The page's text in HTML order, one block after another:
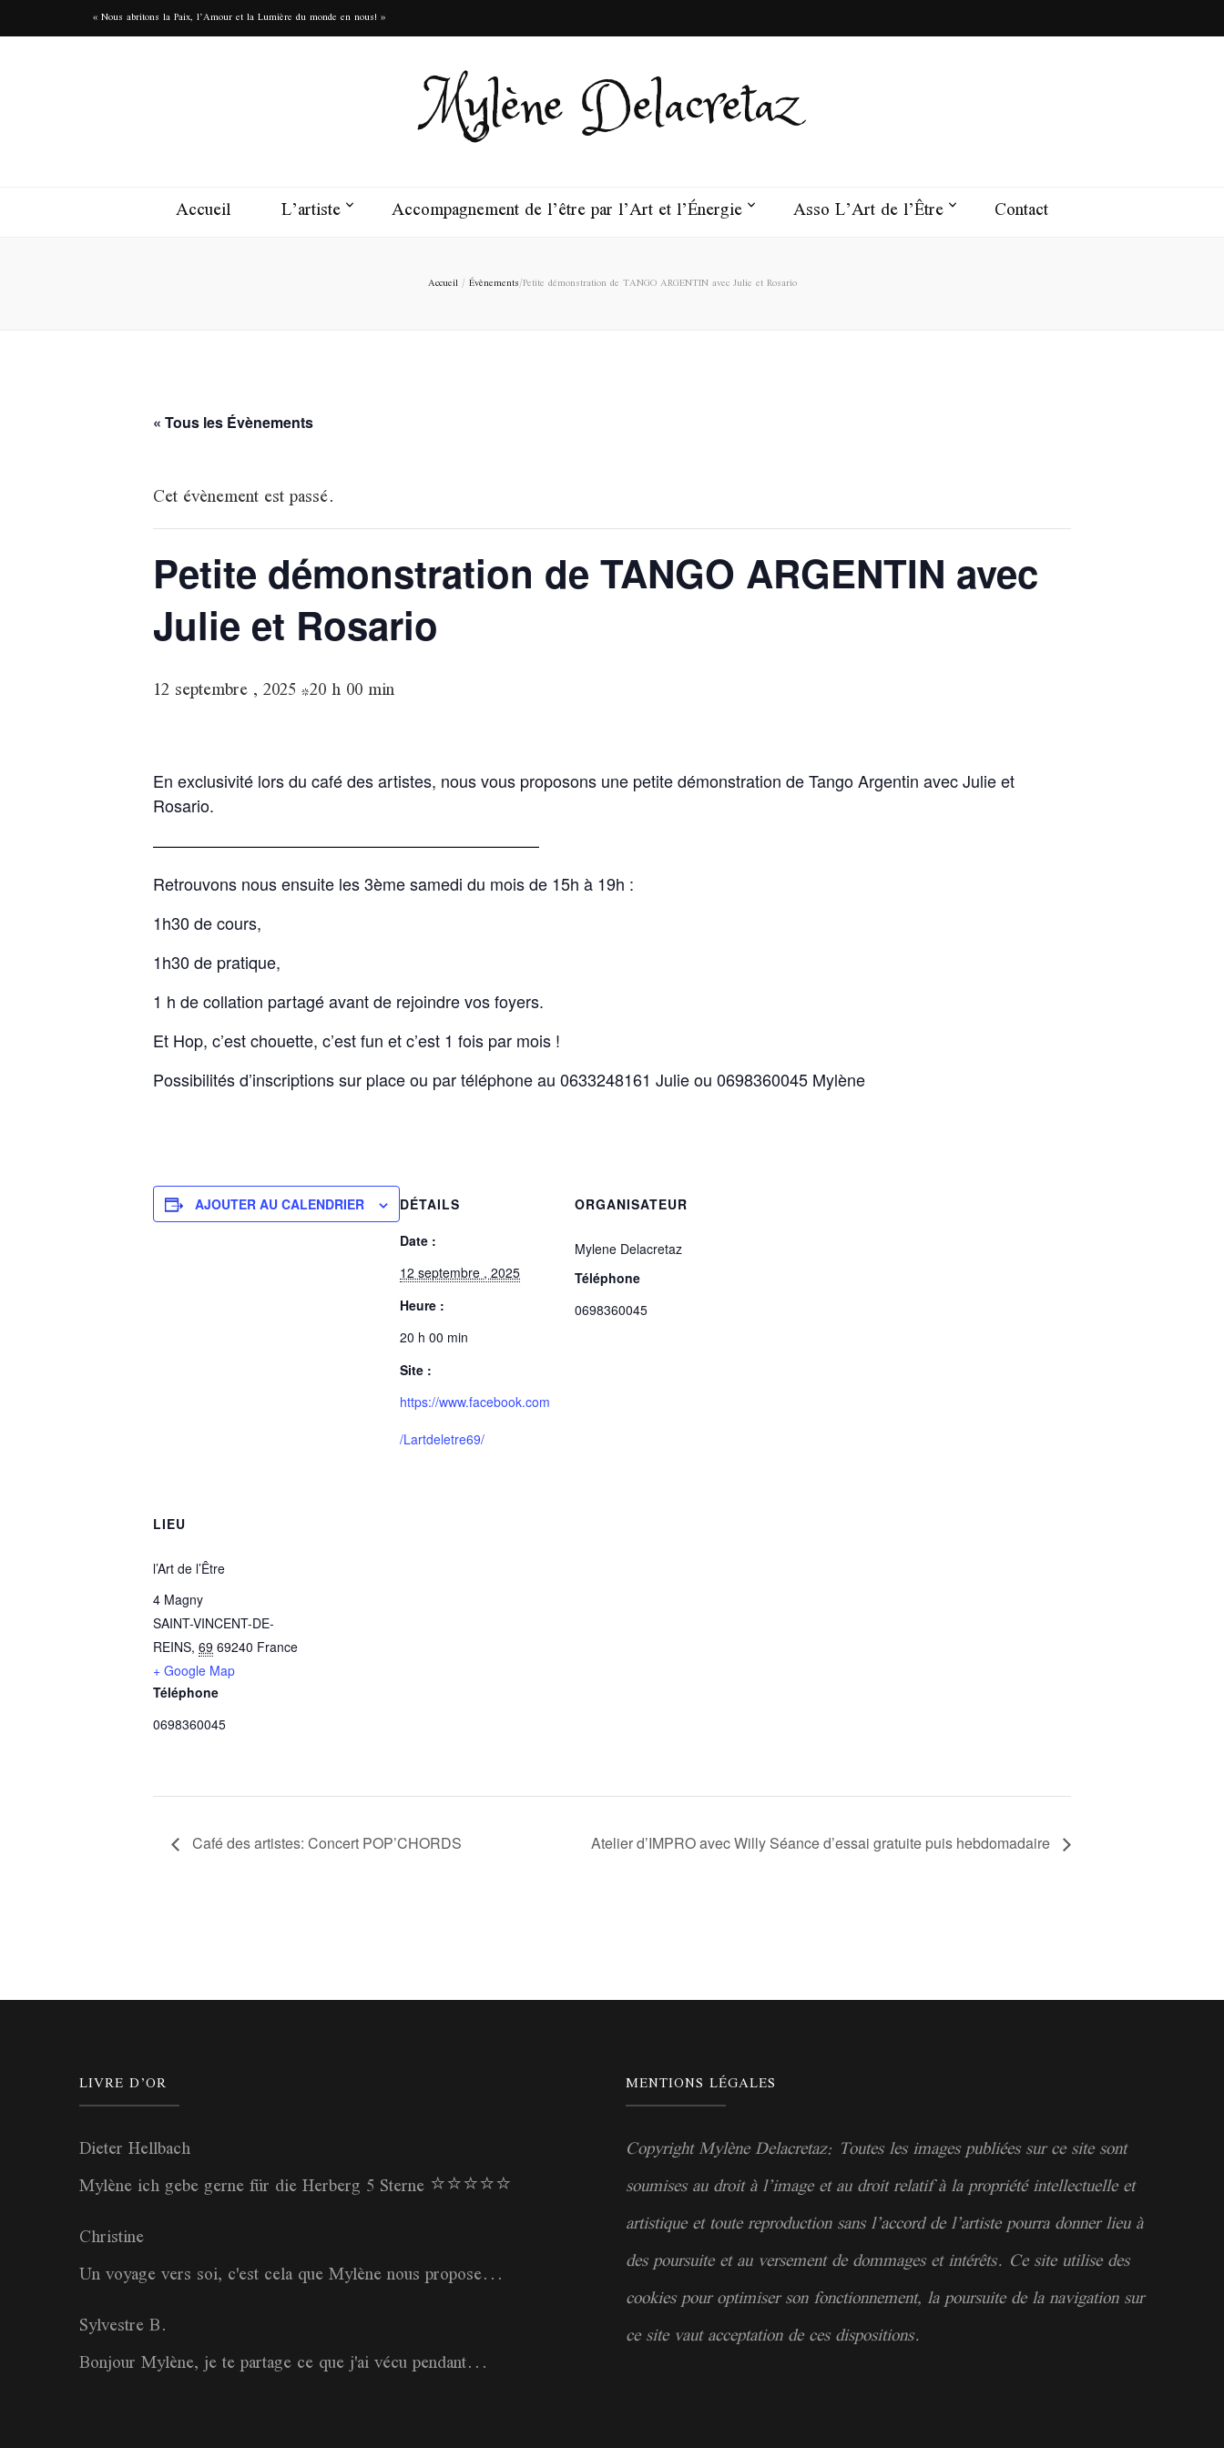
« Nous abritons la Paix, l’Amour et la Lumière du monde en nous! »
Mylène Delacretaz
Accueil L’artiste Accompagnement de l’être par l’Art et l’Énergie Asso L’Art de l’Être Contact
Accueil/ Évènements/Petite démonstration de TANGO ARGENTIN avec Julie et Rosario
« Tous les Évènements
Cet évènement est passé.
Petite démonstration de TANGO ARGENTIN avec
Julie et Rosario
12 septembre , 2025 *20 h 00 min
En exclusivité lors du café des artistes, nous vous proposons une petite démonstration de Tango Argentin avec Julie et
Rosario.
———————————————————————–
Retrouvons nous ensuite les 3ème samedi du mois de 15h à 19h :
1h30 de cours,
1h30 de pratique,
1 h de collation partagé avant de rejoindre vos foyers.
Et Hop, c’est chouette, c’est fun et c’est 1 fois par mois !
Possibilités d’inscriptions sur place ou par téléphone au 0633248161 Julie ou 0698360045 Mylène
AJOUTER AU CALENDRIER
DÉTAILS
Date :
12 septembre , 2025
Heure :
20 h 00 min
Site :
https://www.facebook.com
/Lartdeletre69/
ORGANISATEUR
Mylene Delacretaz
Téléphone
0698360045
LIEU
l’Art de l’Être
4 Magny
SAINT-VINCENT-DE-
REINS, 69 69240 France
+ Google Map
Téléphone
0698360045
Café des artistes: Concert POP’CHORDS Atelier d’IMPRO avec Willy Séance d’essai gratuite puis hebdomadaire
LIVRE D’OR
Dieter Hellbach
Mylène ich gebe gerne für die Herberg 5 Sterne ⭐️⭐️⭐️⭐️⭐️
Christine
Un voyage vers soi, c'est cela que Mylène nous propose...
Sylvestre B.
Bonjour Mylène, je te partage ce que j'ai vécu pendant...
MENTIONS LÉGALES
Copyright Mylène Delacretaz: Toutes les images publiées sur ce site sont
soumises au droit à l’image et au droit relatif à lapropriétéintellectuelle et
artistique et toute reproduction sans l’accord de l’artiste pourra donner lieu à
des poursuite et au versement de dommages et intérêts. Ce site utilise des
cookies pour optimiser son fonctionnement, la poursuite de la navigation sur
ce site vaut acceptation de ces dispositions.